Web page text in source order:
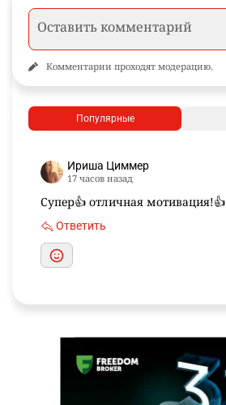
Комментарии проходят модерацию.
Популярные
Ириша Циммер
17 часов назад
Супер👍 отличная мотивация!👍
Ответить